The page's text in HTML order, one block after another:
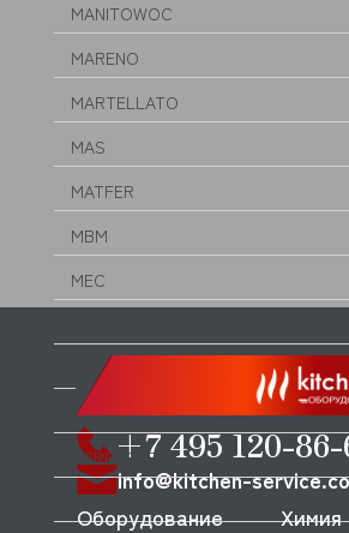
MANITOWOC
MARENO
MARTELLATO
MAS
MATFER
MBM
MEC
MEIKO
MENUMASTER (AMANA)
MERRYCHEF
METOS
+7 495 120-
info@kitchen-
Оборудование
Химия